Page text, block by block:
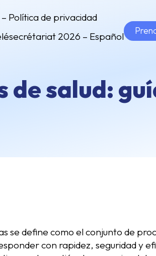
Política de privacidad
2026 – Español
de salud:
se define como el conjunto de
con rapidez, seguridad y